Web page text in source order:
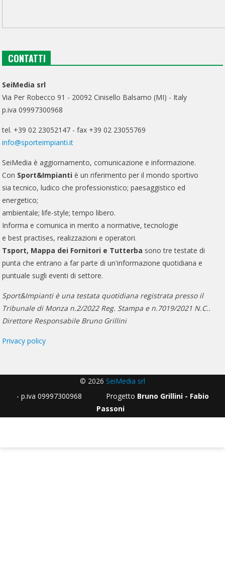
CONTATTI
SeiMedia srl
Via Per Robecco 91 - 20092 Cinisello Balsamo (MI) - Italy
p.iva 09997300968
tel. +39 02 23052147 - fax +39 02 23055769
info@sporteimpianti.it
SeiMedia è aggiornamento, comunicazione e informazione.
Con Sport&Impianti è un riferimento per il mondo sportivo
sia tecnico, ludico che professionistico; paesaggistico ed
energetico;
ambientale; life-style; tempo libero.
Informa e comunica in merito a normative, tecnologie
e best practises, realizzazioni e operatori.
Tsport, Mappa dei Fornitori e Tutterba sono tre testate di
punta che entrano a far parte di un'informazione quotidiana e
puntuale sugli eventi di settore.
Sport&Impianti è una testata quotidiana registrata presso il
Tribunale di Monza n.2/2022 Reg. Stampa e n.7019/2021 N.C..
Direttore Responsabile Bruno Grillini
Privacy policy
© 2026 SeiMedia srl
- p.iva 09997300968 Progetto Bruno Grillini - Fabio
Passoni